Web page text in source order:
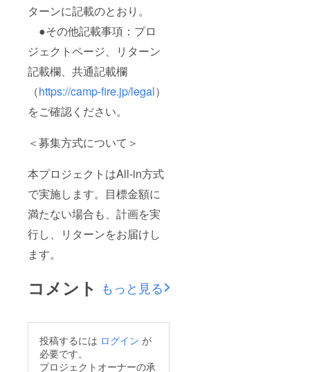
ターンに記載のとおり。
●その他記載事項：プロ
ジェクトページ、リターン
記載欄、共通記載欄
（https://camp-fire.jp/legal）
をご確認ください。
＜募集方式について＞
本プロジェクトはAll-in方式
で実施します。目標金額に
満たない場合も、計画を実
行し、リターンをお届けし
ます。
コメント もっと見る
投稿するには ログイン が
必要です。
プロジェクトオーナーの承